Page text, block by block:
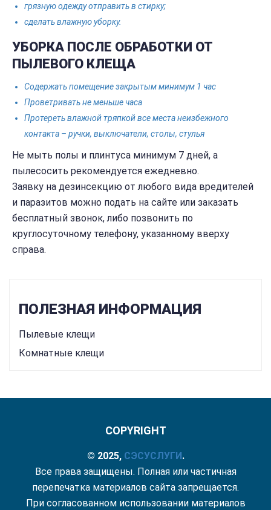
грязную одежду отправить в стирку;
сделать влажную уборку.
УБОРКА ПОСЛЕ ОБРАБОТКИ ОТ
ПЫЛЕВОГО КЛЕЩА
Содержать помещение закрытым минимум 1 час
Проветривать не меньше часа
Протереть влажной тряпкой все места неизбежного
контакта – ручки, выключатели, столы, стулья
Не мыть полы и плинтуса минимум 7 дней, а
пылесосить рекомендуется ежедневно.
Заявку на дезинсекцию от любого вида вредителей
и паразитов можно подать на сайте или заказать
бесплатный звонок, либо позвонить по
круглосуточному телефону, указанному вверху
справа.
ПОЛЕЗНАЯ ИНФОРМАЦИЯ
Пылевые клещи
Комнатные клещи
COPYRIGHT
© 2025, СЭСУСЛУГИ .
Все права защищены. Полная или частичная
перепечатка материалов сайта запрещается.
При согласованном использовании материалов